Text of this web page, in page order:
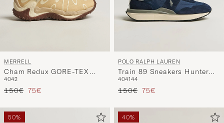
MERRELL
Cham Redux GORE-TEX
Sneaker Beluga
4042
Precio ordinario
150€ Precio reducido
75€
POLO RALPH LAUREN
Train 89 Sneakers Hunter
Navy
404144
Precio ordinario
150€ Precio reducido
75€
50% 40%